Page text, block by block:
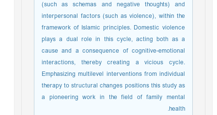
(such as schemas and negative thoughts) and
interpersonal factors (such as violence), within the
framework of Islamic principles. Domestic violence
plays a dual role in this cycle, acting both as a
cause and a consequence of cognitive-emotional
interactions, thereby creating a vicious cycle.
Emphasizing multilevel interventions from individual
therapy to structural changes positions this study as
a pioneering work in the field of family mental
health.